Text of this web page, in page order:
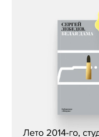
Сергей